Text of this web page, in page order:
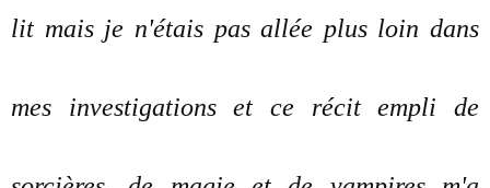
lit mais je n'étais pas allée plus loin dans
mes investigations et ce récit empli de